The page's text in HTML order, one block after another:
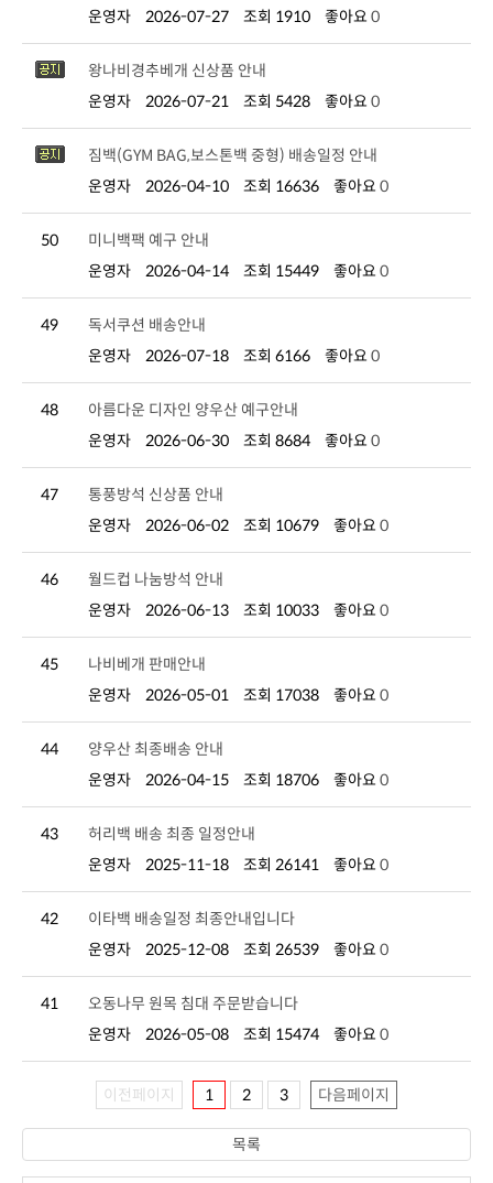
운영자 2026-07-27 조회 1910 좋아요 0
왕나비경추베개 신상품 안내
운영자
2026-07-21 조회 5428 좋아요 0
짐백(GYM BAG,보스톤백 중형) 배송일정 안내
운영자
2026-04-10 조회 16636 좋아요 0
50
미니백팩 예구 안내
운영자
2026-04-14 조회 15449 좋아요 0
49
독서쿠션 배송안내
운영자
2026-07-18 조회 6166 좋아요 0
48
아름다운 디자인 양우산 예구안내
운영자
2026-06-30 조회 8684 좋아요 0
47
통풍방석 신상품 안내
운영자
2026-06-02 조회 10679 좋아요 0
46
월드컵 나눔방석 안내
운영자
2026-06-13 조회 10033 좋아요 0
45
나비베개 판매안내
운영자
2026-05-01 조회 17038 좋아요 0
44
양우산 최종배송 안내
운영자
2026-04-15 조회 18706 좋아요 0
43
허리백 배송 최종 일정안내
운영자
2025-11-18 조회 26141 좋아요 0
42
이타백 배송일정 최종안내입니다
운영자
2025-12-08 조회 26539 좋아요 0
41
오동나무 원목 침대 주문받습니다
운영자
2026-05-08 조회 15474 좋아요 0
이전페이지 1 2 3 다음페이지
목록